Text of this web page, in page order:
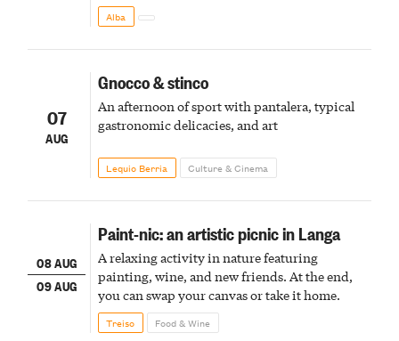
Alba
07
AUG
Gnocco & stinco
An afternoon of sport with pantalera, typical
gastronomic delicacies, and art
Lequio Berria Culture & Cinema
08 AUG
09 AUG
Paint-nic: an artistic picnic in Langa
A relaxing activity in nature featuring
painting, wine, and new friends. At the end,
you can swap your canvas or take it home.
Treiso Food & Wine